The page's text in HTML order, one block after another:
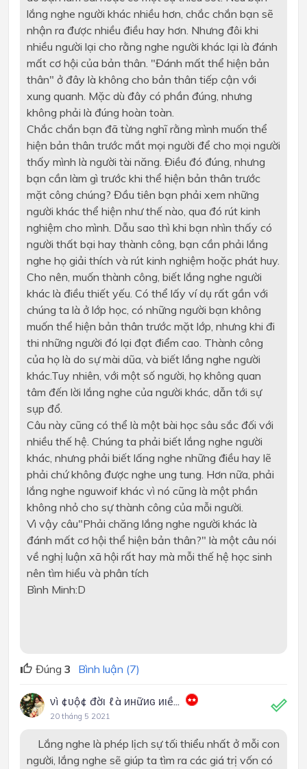
lắng nghe người khác nhiều hơn, chắc chắn bạn sẽ
nhận ra được nhiều điều hay hơn. Nhưng đôi khi
nhiều người lại cho rằng nghe người khác lại là đánh
mất cơ hội của bản thân. "Đánh mất thể hiện bản
thân" ở đây là không cho bản thân tiếp cận với
xung quanh. Mặc dù đây có phần đúng, nhưng
không phải là đúng hoàn toàn.
Chắc chắn bạn đã từng nghĩ rằng mình muốn thể
hiện bản thân trước mắt mọi người để cho mọi người
thấy mình là người tài năng. Điều đó đúng, nhưng
bạn cần làm gì trước khi thể hiện bản thân trước
mặt công chúng? Đầu tiên bạn phải xem những
người khác thể hiện như thế nào, qua đó rút kinh
nghiệm cho mình. Dẫu sao thì khi bạn nhìn thấy có
người thất bại hay thành công, bạn cần phải lắng
nghe họ giải thích và rút kinh nghiệm hoặc phát huy.
Cho nên, muốn thành công, biết lắng nghe người
khác là điều thiết yếu. Có thể lấy ví dụ rất gần với
chúng ta là ở lớp học, có những người bạn không
muốn thể hiện bản thân trước mặt lớp, nhưng khi đi
thi những người đó lại đạt điểm cao. Thành công
của họ là do sự mài dũa, và biết lắng nghe người
khác.Tuy nhiên, với một số người, họ không quan
tâm đến lời lắng nghe của người khác, dẫn tới sự
sụp đổ.
Câu này cũng có thể là một bài học sâu sắc đối với
nhiều thế hệ. Chúng ta phải biết lắng nghe người
khác, nhưng phải biết lấng nghe những điều hay lẽ
phải chứ không được nghe ung tung. Hơn nữa, phải
lắng nghe nguwoif khác vì nó cũng là một phần
không nhỏ cho sự thành công của mỗi người.
Vì vậy câu"Phải chăng lắng nghe người khác là
đánh mất cơ hội thể hiện bản thân?" là một câu nói
về nghị luận xã hội rất hay mà mỗi thế hệ học sinh
nên tìm hiểu và phân tích
Bình Minh:D
Đúng 3 Bình luận (7)
νì ¢υộ¢ đờι ℓà инữиɢ иιề...
20 tháng 5 2021
Lắng nghe là phép lịch sự tối thiểu nhất ở mỗi con
người, lắng nghe sẽ giúp ta tìm ra các giá trị vốn có